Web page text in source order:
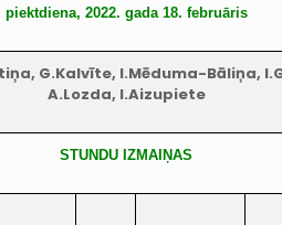
piektdiena, 2022. gada 18. februāris
G.Kalvīte, I.Mēduma-Bāliņa,
A.Lozda, I.Aizupiete
STUNDU IZMAIŅAS